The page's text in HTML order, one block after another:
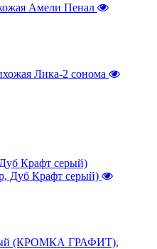
Крафт серый)
(КРОМКА ГРАФИТ),